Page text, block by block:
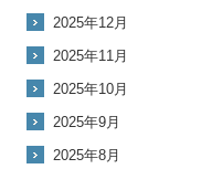
2025年12月
2025年11月
2025年10月
2025年9月
2025年8月